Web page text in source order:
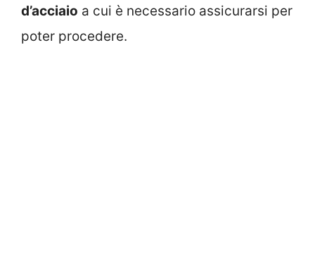
d’acciaio a cui è necessario assicurarsi per
poter procedere.